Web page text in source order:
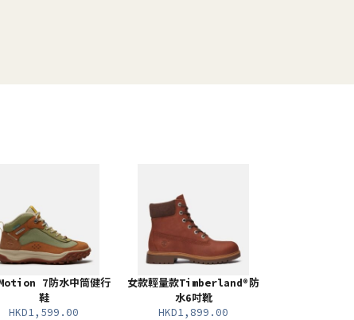
7防水中筒健行
鞋
HKD1,599.00
女款輕量款Timberland®防
水6吋靴
HKD1,899.00